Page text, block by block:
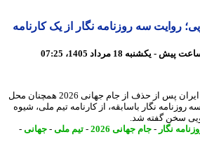
سه روزنامه نگار از یک کارنامه
جام جهانی و عملکرد تیم ملی ایران پس از حذف از جام جهانی 2026 همچنان محل
نگار باسابقه، از کارنامه تیم ملی، شیوه
سخن گفته شد.
نگار -جام جهانی 2026 -تیم ملی -جهانی-